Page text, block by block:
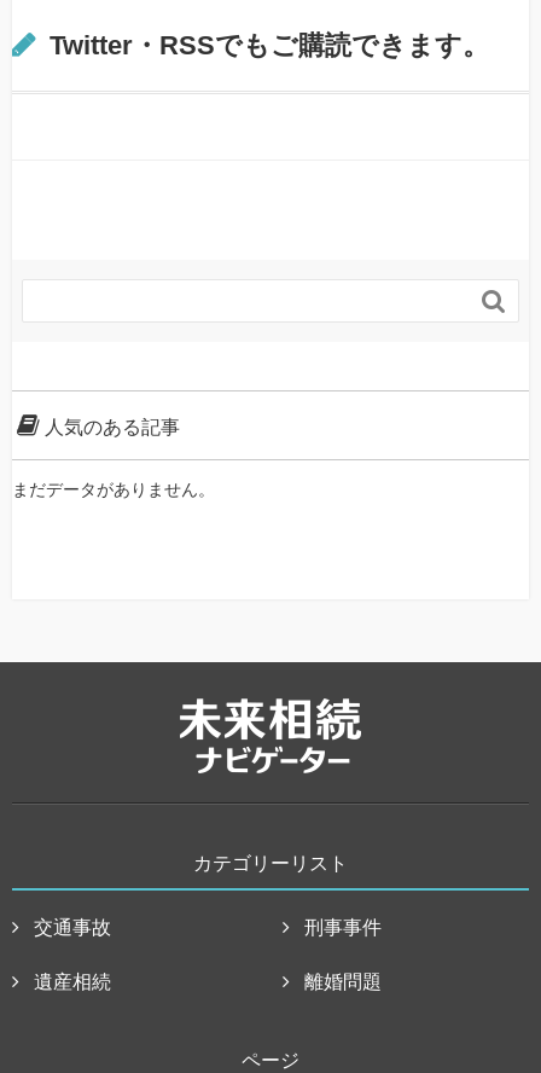
Twitter・RSSでもご購読できます。

人気のある記事
まだデータがありません。
カテゴリーリスト
交通事故 刑事事件
遺産相続 離婚問題
ページ